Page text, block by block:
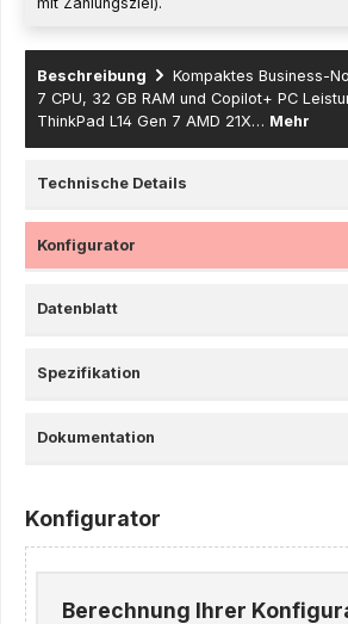
Beschreibung
Kompaktes Business-
7 CPU, 32 GB RAM und Copilot+ PC
ThinkPad L14 Gen 7 AMD 21X… Mehr
Technische Details
Konfigurator
Datenblatt
Spezifikation
Dokumentation
Konfigurator
Berechnung Ihrer